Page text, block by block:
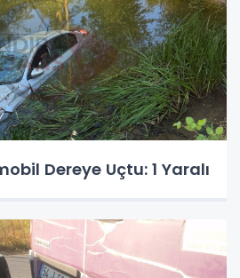
Dereye Uçtu: 1 Yaralı